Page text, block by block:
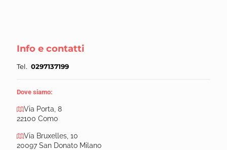
Info e contatti
Tel. 0297137199
Dove siamo:
Via Porta, 8
22100 Como
Via Bruxelles, 10
20097 San Donato Milano